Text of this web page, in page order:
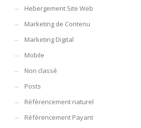
Hebergement Site Web
Marketing de Contenu
Marketing Digital
Mobile
Non classé
Posts
Référencement naturel
Référencement Payant